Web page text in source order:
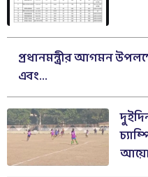
প্রধানমন্ত্রীর আগমন
এবং...